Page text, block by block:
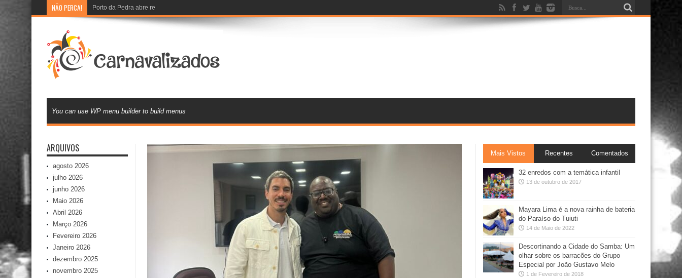
NÃO PERCA! Porto da Pedra abre recadastramento e cadastramento de compo
You can use WP menu builder to build menus
ARQUIVOS
agosto 2026
julho 2026
junho 2026
Maio 2026
Abril 2026
Março 2026
Fevereiro 2026
Janeiro 2026
dezembro 2025
novembro 2025
Mais Vistos Recentes Comentados
32 enredos com a temática infantil
13 de outubro de 2017
Mayara Lima é a nova rainha de bateria
do Paraíso do Tuiuti
14 de Maio de 2022
Descortinando a Cidade do Samba: Um
olhar sobre os barracões do Grupo
Especial por João Gustavo Melo
1 de Fevereiro de 2018